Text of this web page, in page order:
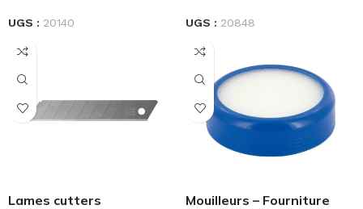
UGS : 20140 UGS : 20848
Lames cutters
Mouilleurs – Fourniture